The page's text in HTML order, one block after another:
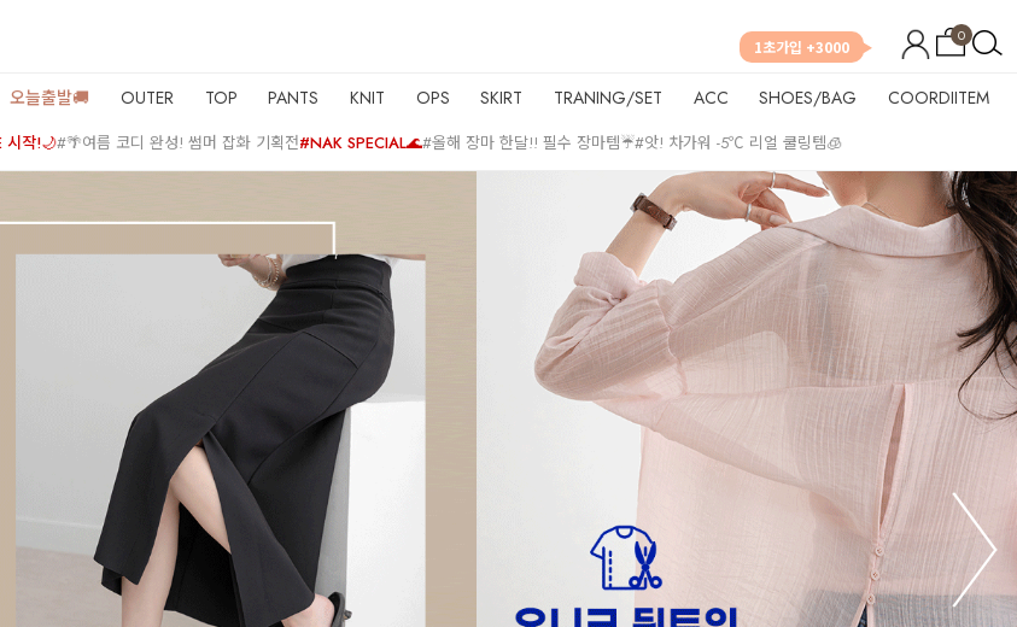
0
1초가입 +3000
오늘출발🚚 OUTER TOP PANTS KNIT OPS SKIRT TRANING/SET ACC SHOES/BAG COORDIITEM
시작!🌙#🌴여름 코디 완성! 썸머 잡화 기획전#NAK SPECIAL🌊#올해 장마 한달!! 필수 장마템☔#앗! 차가워 -5℃ 리얼 쿨링템🧊